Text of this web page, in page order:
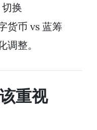
切换
货币 vs 蓝筹
整。
重视